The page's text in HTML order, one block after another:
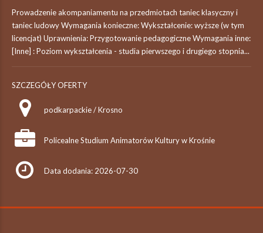
Prowadzenie akompaniamentu na przedmiotach taniec klasyczny i
taniec ludowy Wymagania konieczne: Wykształcenie: wyższe (w tym
licencjat) Uprawnienia: Przygotowanie pedagogiczne Wymagania inne:
[Inne] : Poziom wykształcenia - studia pierwszego i drugiego stopnia...
SZCZEGÓŁY OFERTY
podkarpackie / Krosno
Policealne Studium Animatorów Kultury w Krośnie
Data dodania: 2026-07-30